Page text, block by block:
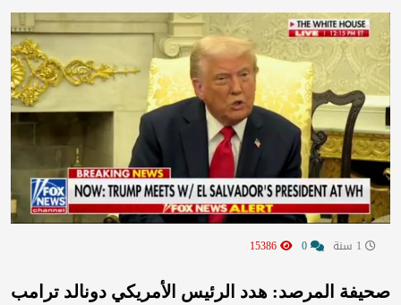
صحيفة المرصد: هدد الرئيس الأمريكي دونالد ترامب